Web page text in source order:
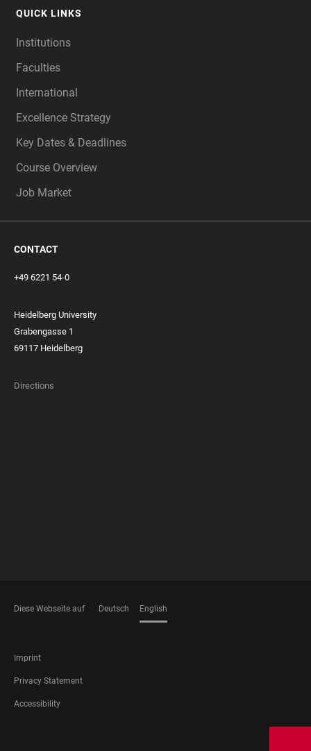
QUICK LINKS
Institutions
Faculties
International
Excellence Strategy
Key Dates & Deadlines
Course Overview
Job Market
CONTACT
+49 6221 54-0
Heidelberg University
Grabengasse 1
69117 Heidelberg
Directions
Diese Webseite auf Deutsch English
FOOTER
LEGAL
Imprint
Privacy Statement
Accessibility